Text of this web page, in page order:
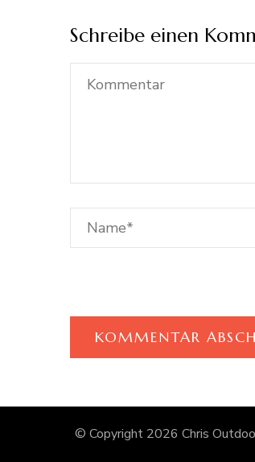
Schreibe einen
© Copyright 2026 Chris